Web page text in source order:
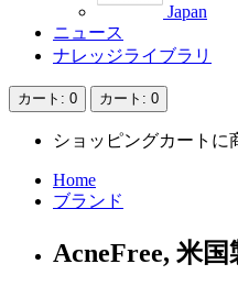
Japan
ニュース
ナレッジライブラリ
カート : 0 カート : 0
ショッピングカートに
Home
ブランド
AcneFree, 米国